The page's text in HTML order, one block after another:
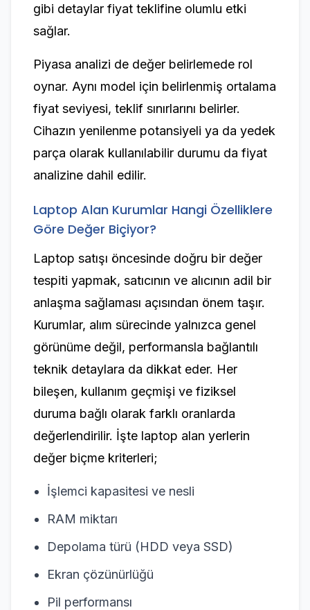
gibi detaylar fiyat teklifine olumlu etki
sağlar.
Piyasa analizi de değer belirlemede rol
oynar. Aynı model için belirlenmiş ortalama
fiyat seviyesi, teklif sınırlarını belirler.
Cihazın yenilenme potansiyeli ya da yedek
parça olarak kullanılabilir durumu da fiyat
analizine dahil edilir.
Laptop Alan Kurumlar Hangi Özelliklere
Göre Değer Biçiyor?
Laptop satışı öncesinde doğru bir değer
tespiti yapmak, satıcının ve alıcının adil bir
anlaşma sağlaması açısından önem taşır.
Kurumlar, alım sürecinde yalnızca genel
görünüme değil, performansla bağlantılı
teknik detaylara da dikkat eder. Her
bileşen, kullanım geçmişi ve fiziksel
duruma bağlı olarak farklı oranlarda
değerlendirilir. İşte laptop alan yerlerin
değer biçme kriterleri;
İşlemci kapasitesi ve nesli
RAM miktarı
Depolama türü (HDD veya SSD)
Ekran çözünürlüğü
Pil performansı